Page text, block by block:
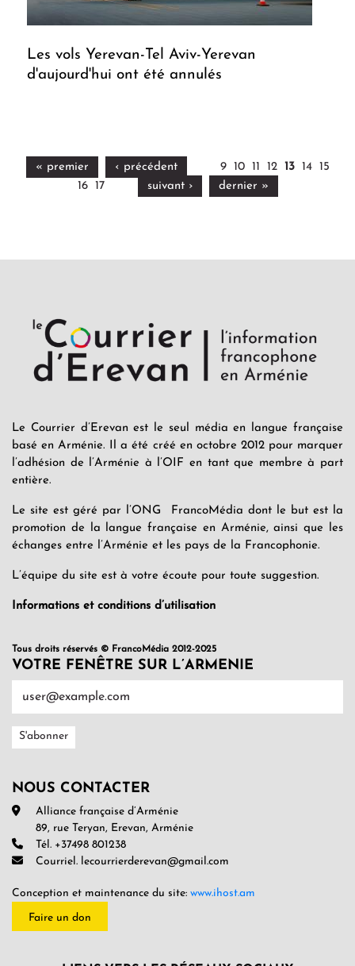
Les vols Yerevan-Tel Aviv-Yerevan
d'aujourd'hui ont été annulés
« premier ‹ précédent 9 10 11 12 13 14
15
16
17 suivant › dernier »
Le Courrier d’Erevan est le seul média en langue française
basé en Arménie. Il a été créé en octobre 2012 pour marquer
l’adhésion de l’Arménie à l’OIF en tant que membre à part
entière.
Le site est géré par l’ONG FrancoMédia dont le but est la
promotion de la langue française en Arménie, ainsi que les
échanges entre l’Arménie et les pays de la Francophonie.
L’équipe du site est à votre écoute pour toute suggestion.
Informations et conditions d’utilisation
Tous droits réservés © FrancoMédia 2012-2025
VOTRE FENÊTRE SUR L’ARMENIE
NOUS CONTACTER
Alliance française d’Arménie
89, rue Teryan, Erevan, Arménie
Tél. +37498 801238
Courriel. lecourrierderevan@gmail.com
Conception et maintenance du site: www.ihost.am
Faire un don